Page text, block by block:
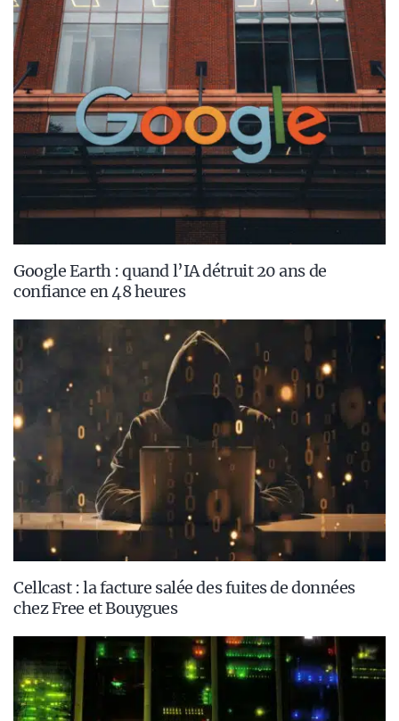
Google Earth : quand l’IA détruit 20 ans de
confiance en 48 heures
Cellcast : la facture salée des fuites de données
chez Free et Bouygues